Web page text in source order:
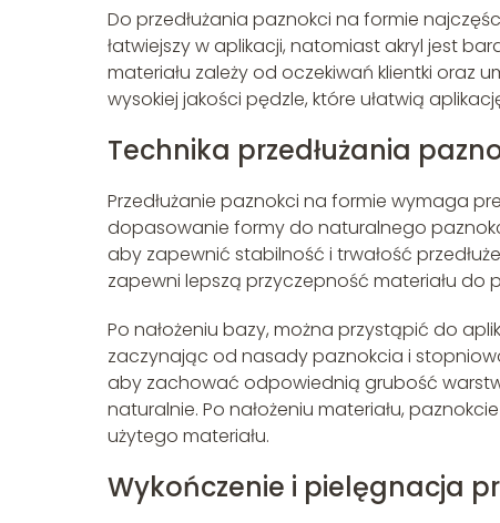
Do przedłużania paznokci na formie
łatwiejszy w aplikacji, natomiast akryl jest
materiału zależy od oczekiwań klientki oraz
wysokiej jakości pędzle, które ułatwią
Technika przedłużania
Przedłużanie paznokci na formie wymaga
dopasowanie formy do naturalnego
aby zapewnić stabilność i trwałość
zapewni lepszą przyczepność materiału do
Po nałożeniu bazy, można przystąpić do
zaczynając od nasady paznokcia i
aby zachować odpowiednią grubość
naturalnie. Po nałożeniu materiału,
użytego materiału.
Wykończenie i pielęgnacja